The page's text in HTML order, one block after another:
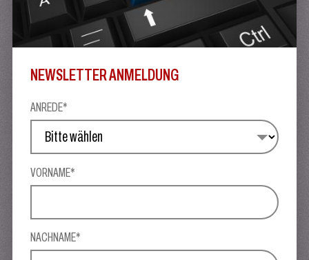
NEWSLETTER ANMELDUNG
ANREDE*
VORNAME*
NACHNAME*